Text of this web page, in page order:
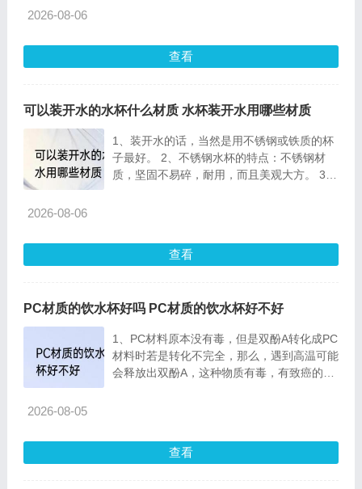
2026-08-06
查看
可以装开水的水杯什么材质 水杯装开水用哪些材质
1、装开水的话，当然是用不锈钢或铁质的杯
子最好。 2、不锈钢水杯的特点：不锈钢材
质，坚固不易碎，耐用，而且美观大方。 3、
2026-08-06
查看
PC材质的饮水杯好吗 PC材质的饮水杯好不好
1、PC材料原本没有毒，但是双酚A转化成PC
材料时若是转化不完全，那么，遇到高温可能
会释放出双酚A，这种物质有毒，有致癌的效
2026-08-05
查看